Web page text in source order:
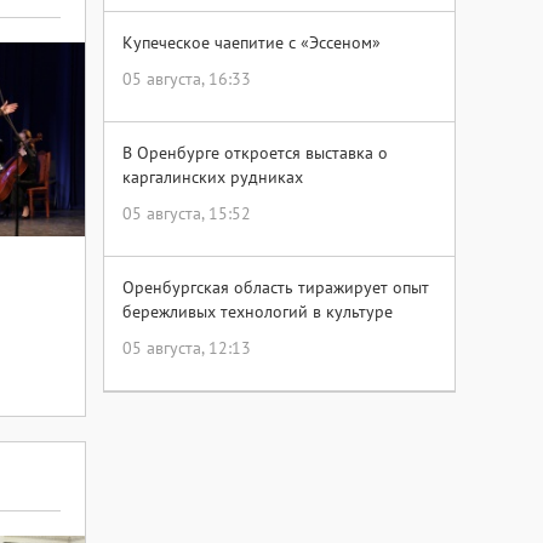
Купеческое чаепитие с «Эссеном»
05 августа, 16:33
В Оренбурге откроется выставка о
каргалинских рудниках
05 августа, 15:52
Оренбургская область тиражирует опыт
бережливых технологий в культуре
05 августа, 12:13